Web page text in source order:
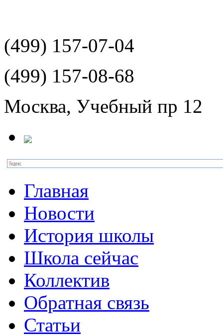
(499) 157-07-04
(499) 157-08-68
Москва, Учебный пр 12
Главная
Новости
История школы
Школа сейчас
Коллектив
Обратная связь
Статьи